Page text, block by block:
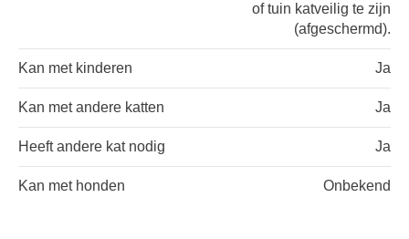
of tuin katveilig te zijn
(afgeschermd).
Kan met kinderen Ja
Kan met andere katten Ja
Heeft andere kat nodig Ja
Kan met honden Onbekend